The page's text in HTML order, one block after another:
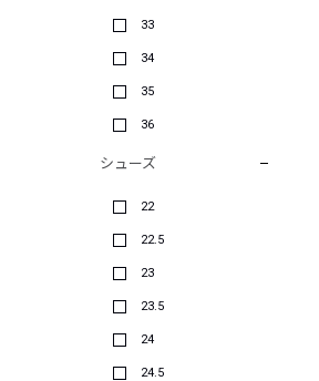
33
34
35
36
シューズ
22
22.5
23
23.5
24
24.5